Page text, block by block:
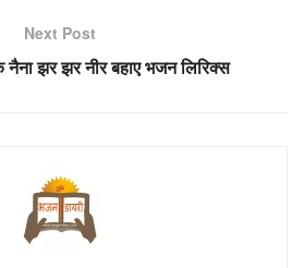
Next Post
नैना झर झर नीर बहाए भजन लिरिक्स